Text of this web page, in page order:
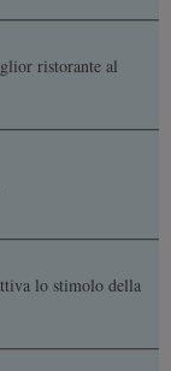
ristorante al
lo stimolo della